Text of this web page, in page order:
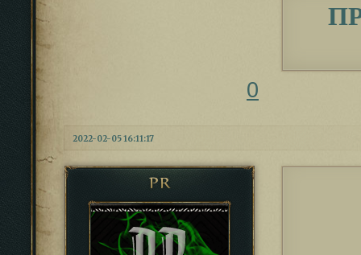
0
2022-02-05 16:11:17
PR